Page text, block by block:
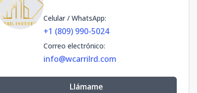
Celular / WhatsApp:
+1 (809) 990-5024
Correo electrónico:
info@wcarrilrd.com
Llámame